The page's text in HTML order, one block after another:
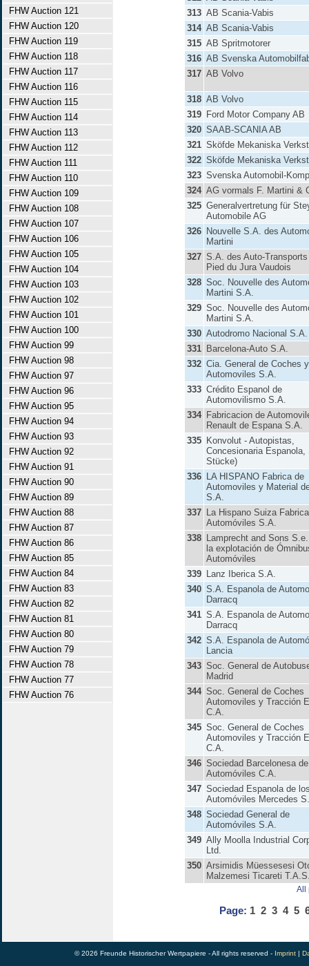
FHW Auction 121
FHW Auction 120
FHW Auction 119
FHW Auction 118
FHW Auction 117
FHW Auction 116
FHW Auction 115
FHW Auction 114
FHW Auction 113
FHW Auction 112
FHW Auction 111
FHW Auction 110
FHW Auction 109
FHW Auction 108
FHW Auction 107
FHW Auction 106
FHW Auction 105
FHW Auction 104
FHW Auction 103
FHW Auction 102
FHW Auction 101
FHW Auction 100
FHW Auction 99
FHW Auction 98
FHW Auction 97
FHW Auction 96
FHW Auction 95
FHW Auction 94
FHW Auction 93
FHW Auction 92
FHW Auction 91
FHW Auction 90
FHW Auction 89
FHW Auction 88
FHW Auction 87
FHW Auction 86
FHW Auction 85
FHW Auction 84
FHW Auction 83
FHW Auction 82
FHW Auction 81
FHW Auction 80
FHW Auction 79
FHW Auction 78
FHW Auction 77
FHW Auction 76
313 AB Scania-Vabis
314 AB Scania-Vabis
315 AB Spritmotorer
316 AB Svenska
317 AB Volvo
318 AB Volvo
319 Ford Motor Company AB
320 SAAB-SCANIA AB
321 Sköfde Mekaniska
322 Sköfde Mekaniska
323 Svenska Automobil-
324 AG vormals F. Martini &
325 Generalvertretung für
Automobile AG
326 Nouvelle S.A. des
Martini
327 S.A. des Auto-
Pied du Jura Vaudois
328 Soc. Nouvelle des
Martini S.A.
329 Soc. Nouvelle des
Martini S.A.
330 Autodromo Nacional S.A.
331 Barcelona-Auto S.A.
332 Cia. General de Coches y
Automoviles S.A.
333 Crédito Espanol de
Automovilismo S.A.
334 Fabricacion de
Renault de Espana S.A.
335 Konvolut - Autopistas,
Concesionaria Espanola,
Stücke)
336 LA HISPANO Fabrica de
Automoviles y Material
S.A.
337 La Hispano Suiza
Automóviles S.A.
338 Lamprecht and Sons
la explotación de
Automóviles
339 Lanz Iberica S.A.
340 S.A. Espanola de
Darracq
341 S.A. Espanola de
Darracq
342 S.A. Espanola de
Lancia
343 Soc. General de
Madrid
344 Soc. General de Coches
Automoviles y Tracción
C.A.
345 Soc. General de Coches
Automoviles y Tracción
C.A.
346 Sociedad Barcelonesa de
Automóviles C.A.
347 Sociedad Espanola de
Automóviles Mercedes
348 Sociedad General de
Automóviles S.A.
349 Ally Moolla Industrial
Ltd.
350 Arsimidis Müessesesi
Malzemesi Ticareti
All
Page: 1 2 3 4 5
© 2026 Freunde Historischer Wertpapiere - All rights reserved - Imprint |